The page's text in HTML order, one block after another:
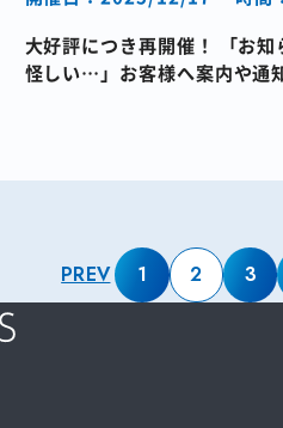
大好評につき再開催！ 「お
怪しい…」​お客様へ案内や通
PREV 1 2 3